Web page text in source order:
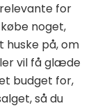
for
noget,
huske på, om
vil få glæde
budget for,
så du